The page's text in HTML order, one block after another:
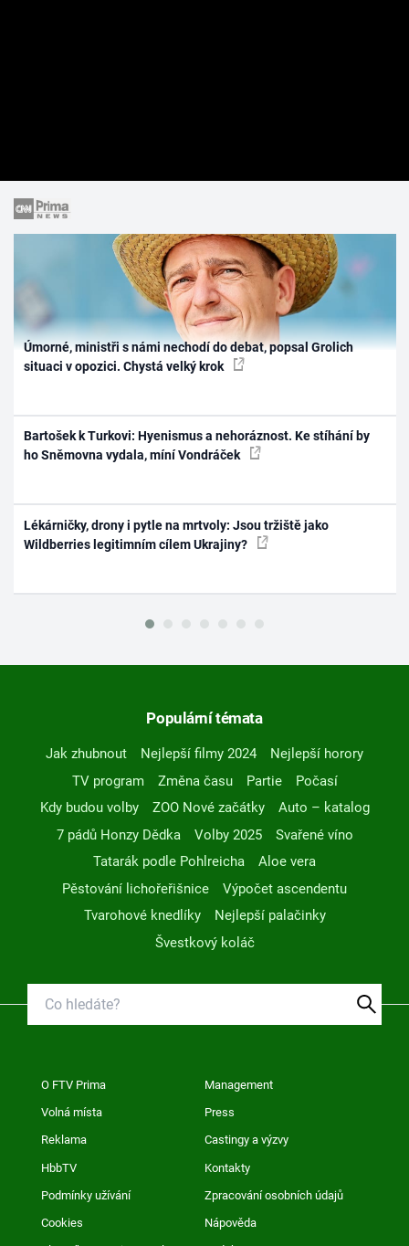
Úmorné, ministři s námi nechodí do debat, popsal Grolich
situaci v opozici. Chystá velký krok
Bartošek k Turkovi: Hyenismus a nehoráznost. Ke stíhání by
ho Sněmovna vydala, míní Vondráček
Lékárničky, drony i pytle na mrtvoly: Jsou tržiště jako
Wildberries legitimním cílem Ukrajiny?
Populární témata
Jak zhubnout Nejlepší filmy 2024
Nejlepší horory
TV program
Změna času Partie
Počasí
Kdy budou volby
ZOO Nové začátky
Auto – katalog
7 pádů Honzy Dědka
Volby 2025
Svařené víno
Tatarák podle Pohlreicha
Aloe vera
Pěstování lichořeřišnice
Výpočet ascendentu
Tvarohové knedlíky
Nejlepší palačinky
Švestkový koláč
O FTV Prima Management
Volná místa Press
Reklama Castingy a výzvy
HbbTV Kontakty
Podmínky užívání Zpracování osobních údajů
Cookies Nápověda